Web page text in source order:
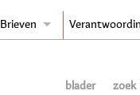
Brieven
blader zoek